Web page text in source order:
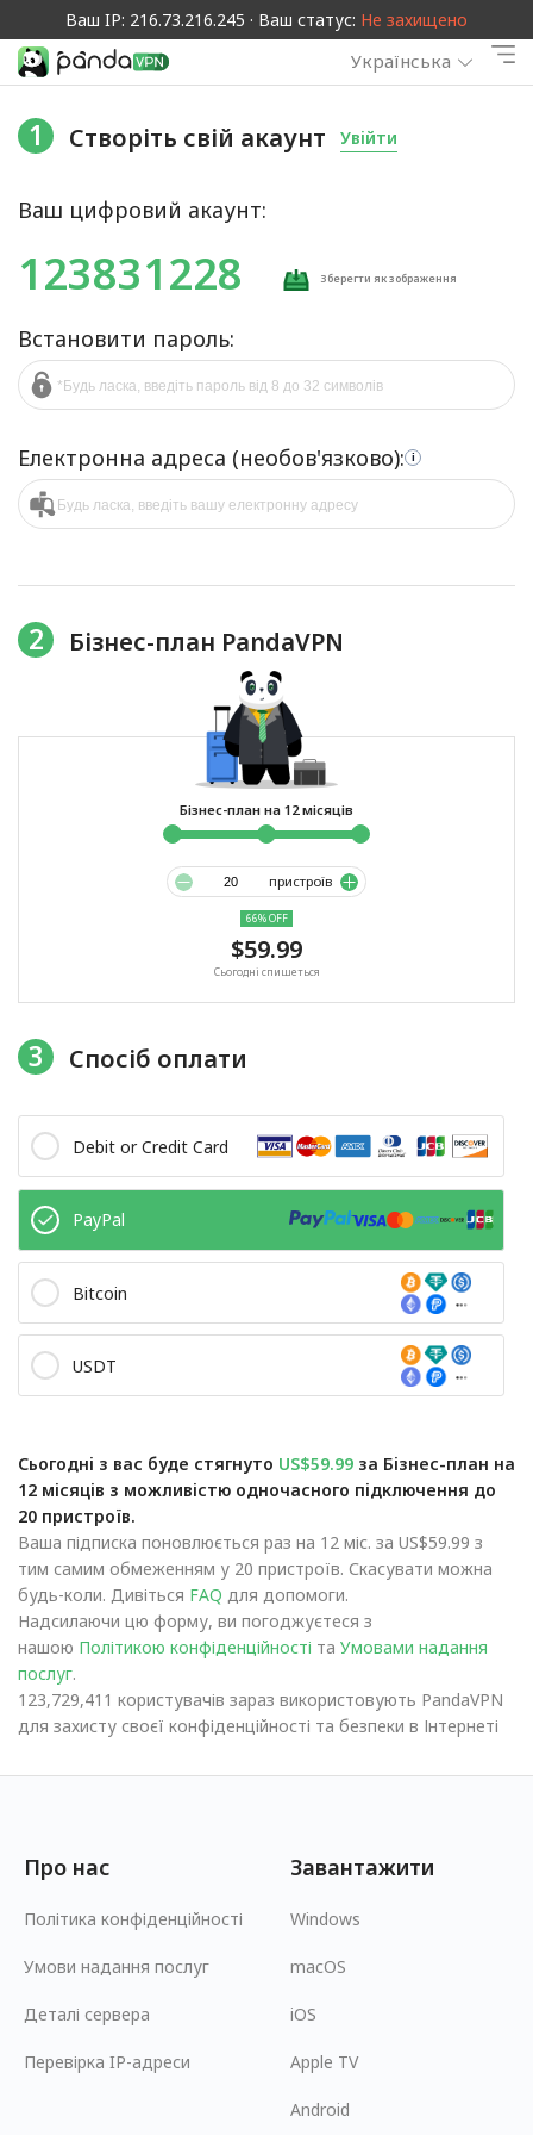
Ваш IP: 216.73.216.245 · Ваш статус: Не захищено
Українська
1 Створіть свій акаунт Увійти
Ваш цифровий акаунт:
123831228 Зберегти як зображення
Встановити пароль:
Електронна адреса (необов'язково): i
2 Бізнес-план PandaVPN
Бізнес-план на 12 місяців
пристроїв
66% OFF
$59.99
Сьогодні спишеться
3 Спосіб оплати
Debit or Credit Card
PayPal
Bitcoin
USDT
Сьогодні з вас буде стягнуто US$59.99 за Бізнес-план на
12 місяців з можливістю одночасного підключення до
20 пристроїв.
Ваша підписка поновлюється раз на 12 міс. за US$59.99 з
тим самим обмеженням у 20 пристроїв. Скасувати можна
будь-коли. Дивіться FAQ для допомоги.
Надсилаючи цю форму, ви погоджуєтеся з
нашою Політикою конфіденційності та Умовами надання
послуг.
123,729,411 користувачів зараз використовують PandaVPN
для захисту своєї конфіденційності та безпеки в Інтернеті
Про нас
Політика конфіденційності
Умови надання послуг
Деталі сервера
Перевірка IP-адреси
Завантажити
Windows
macOS
iOS
Apple TV
Android